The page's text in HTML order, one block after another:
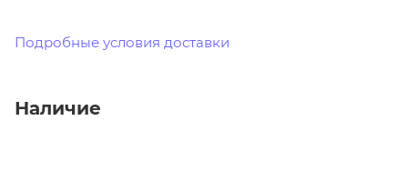
Подробные условия доставки
Наличие